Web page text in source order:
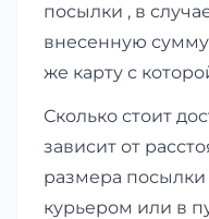
посылки , в
внесенную
же карту с
Сколько стоит
зависит от
размера
курьером или в